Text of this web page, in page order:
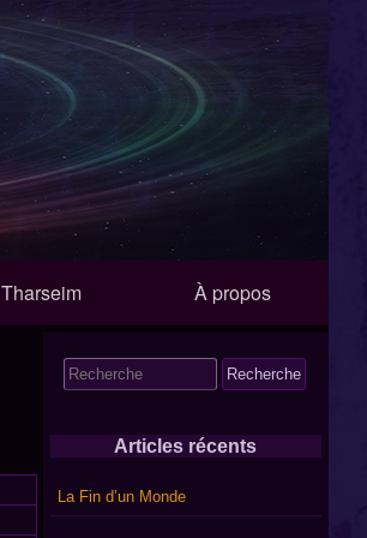
Tharseim À propos
Search
for:
Articles récents
La Fin d’un Monde